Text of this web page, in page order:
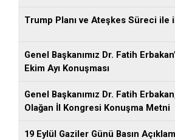
Trump Planı ve Ateşkes Süreci ile
Genel Başkanımız Dr. Fatih
Ekim Ayı Konuşması
Genel Başkanımız Dr. Fatih
Olağan İl Kongresi Konuşma Metni
19 Eylül Gaziler Günü Basın